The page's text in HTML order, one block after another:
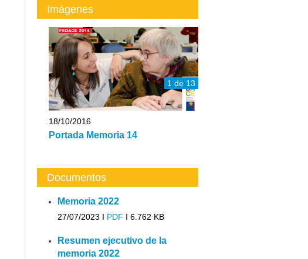
Imágenes
1 de 13
18/10/2016
Portada Memoria 14
Documentos
Memoria 2022
27/07/2023 I PDF I 6.762 KB
Resumen ejecutivo de la
memoria 2022